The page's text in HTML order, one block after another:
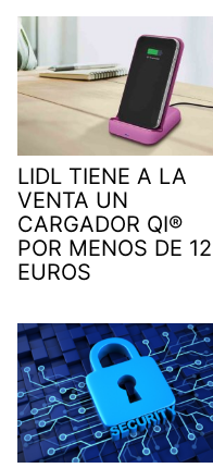
LIDL TIENE A LA
VENTA UN
CARGADOR QI®
POR MENOS DE 12
EUROS